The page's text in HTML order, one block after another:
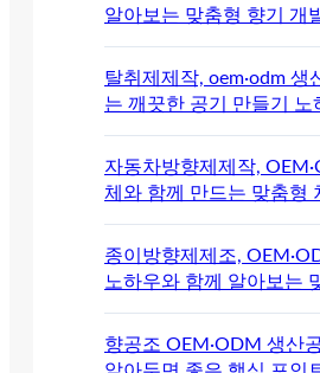
알아보는 맞춤형 향기 개
탈취제제작, oem·odm 생
는 깨끗한 공기 만들기 노
자동차방향제제작,
체와 함께 만드는 맞춤형
종이방향제제조,
노하우와 함께 알아보는
향공조 OEM·ODM 생산